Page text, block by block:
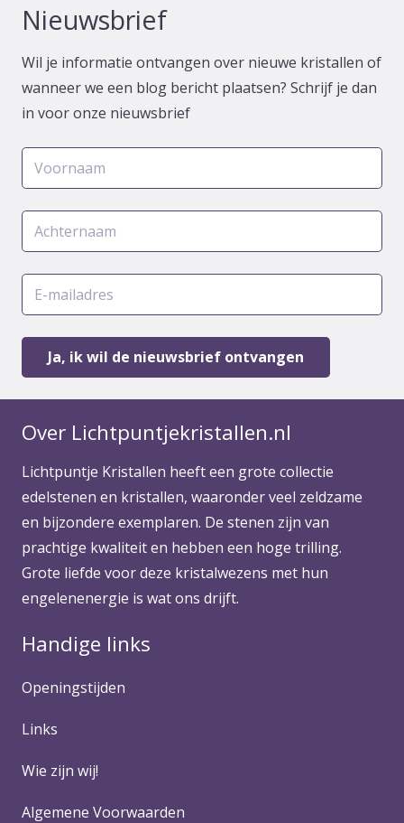
Nieuwsbrief
Wil je informatie ontvangen over nieuwe kristallen of
wanneer we een blog bericht plaatsen? Schrijf je dan
in voor onze nieuwsbrief
Over Lichtpuntjekristallen.nl
Lichtpuntje Kristallen heeft een grote collectie
edelstenen en kristallen, waaronder veel zeldzame
en bijzondere exemplaren. De stenen zijn van
prachtige kwaliteit en hebben een hoge trilling.
Grote liefde voor deze kristalwezens met hun
engelenenergie is wat ons drijft.
Handige links
Openingstijden
Links
Wie zijn wij!
Algemene Voorwaarden